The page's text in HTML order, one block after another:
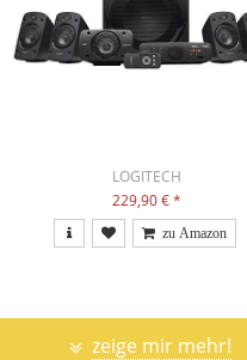
LOGITECH
229,90 €*
zeige mir mehr!